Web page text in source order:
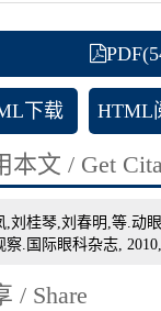
下载 HTML
本文 / Get
,刘桂琴,刘春明,等.动
察.国际眼科杂志,
/ Share